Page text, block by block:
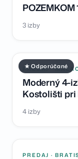
POZEMKOM
3 izby
★ Odporúčané
PREDAJ ·
Moderný 4-
Kostolišti
4 izby
PREDAJ ·